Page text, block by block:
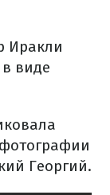
Иракли
виде
Георгий.